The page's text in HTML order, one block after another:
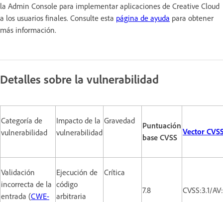
la Admin Console para implementar aplicaciones de Creative Cloud
a los usuarios finales. Consulte esta página de ayuda para obtener
más información.
Detalles sobre la vulnerabilidad
Categoría de
vulnerabilidad
Impacto de la
vulnerabilidad
Gravedad
Puntuación
base CVSS
Vector
Validación
incorrecta de la
entrada (CWE-
Ejecución de
código
arbitraria
Crítica
7.8
CVSS:3.1/